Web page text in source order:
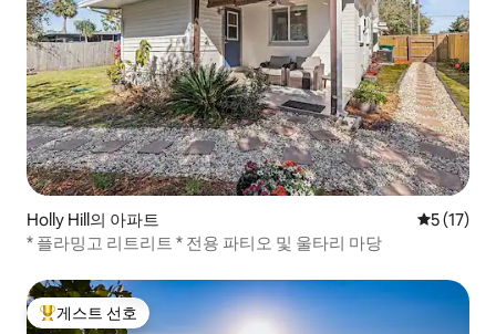
Holly Hill의 아파트 평점 5점
5 (17)
* 플라밍고 리트리트 * 전용 파티오 및 울타리 마당
상위 게스트 선호
게스트 선호